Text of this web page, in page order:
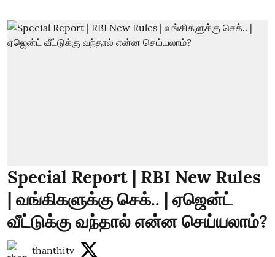
Special Report | RBI New Rules
| வங்கிகளுக்கு செக்.. | ஏஜென்ட்
வீட்டுக்கு வந்தால் என்ன செய்யலாம்?
thanthitv